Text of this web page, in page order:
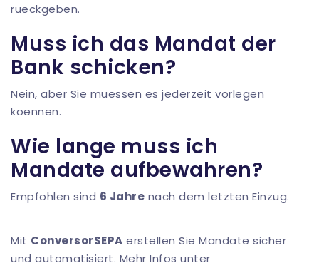
rueckgeben.
Muss ich das Mandat der
Bank schicken?
Nein, aber Sie muessen es jederzeit vorlegen
koennen.
Wie lange muss ich
Mandate aufbewahren?
Empfohlen sind 6 Jahre nach dem letzten Einzug.
Mit ConversorSEPA erstellen Sie Mandate sicher
und automatisiert. Mehr Infos unter